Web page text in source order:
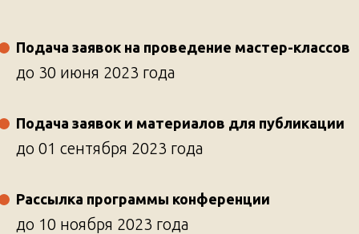
Подача заявок на проведение мастер-классов
до 30 июня 2023 года
Подача заявок и материалов для публикации
до 01 сентября 2023 года
Рассылка программы конференции
до 10 ноября 2023 года